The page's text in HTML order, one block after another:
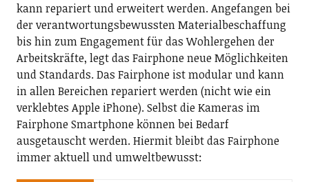
kann repariert und erweitert werden. Angefangen bei
der verantwortungsbewussten Materialbeschaffung
bis hin zum Engagement für das Wohlergehen der
Arbeitskräfte, legt das Fairphone neue Möglichkeiten
und Standards. Das Fairphone ist modular und kann
in allen Bereichen repariert werden (nicht wie ein
verklebtes Apple iPhone). Selbst die Kameras im
Fairphone Smartphone können bei Bedarf
ausgetauscht werden. Hiermit bleibt das Fairphone
immer aktuell und umweltbewusst: